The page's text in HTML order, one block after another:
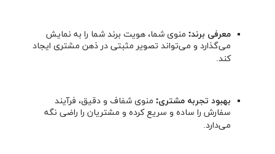
معرفی برند: منوی شما، هویت برند شما را به نمایش
می‌گذارد و می‌تواند تصویر مثبتی در ذهن مشتری ایجاد
کند.
بهبود تجربه مشتری: منوی شفاف و دقیق، فرآیند
سفارش را ساده و سریع کرده و مشتریان را راضی نگه
می‌دارد.